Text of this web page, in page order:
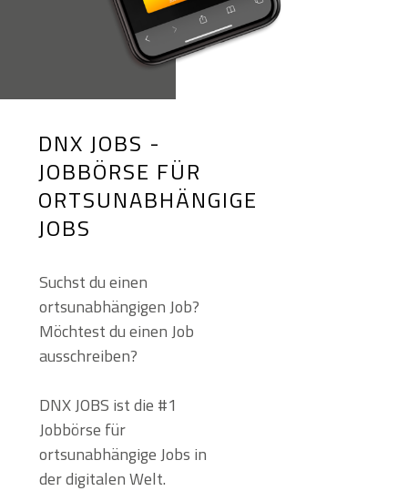
DNX JOBS -
JOBBÖRSE FÜR
ORTSUNABHÄNGIGE
JOBS
Suchst du einen
ortsunabhängigen Job?
Möchtest du einen Job
ausschreiben?
DNX JOBS ist die #1
Jobbörse für
ortsunabhängige Jobs in
der digitalen Welt.